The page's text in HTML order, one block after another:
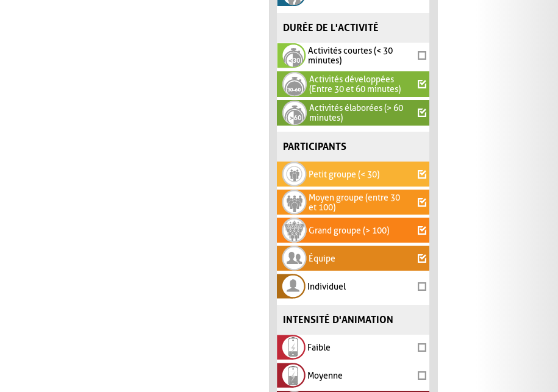
DURÉE DE L'ACTIVITÉ
Activités courtes (< 30
minutes)
Activités développées
(Entre 30 et 60 minutes)
Activités élaborées (> 60
minutes)
PARTICIPANTS
Petit groupe (< 30)
Moyen groupe (entre 30
et 100)
Grand groupe (> 100)
Équipe
Individuel
INTENSITÉ D'ANIMATION
Faible
Moyenne